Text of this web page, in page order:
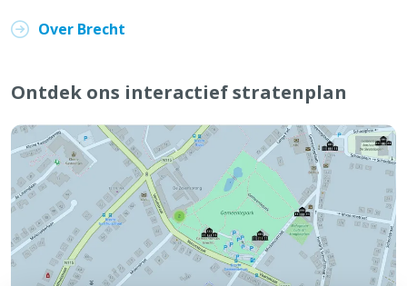
Over Brecht
Ontdek ons interactief stratenplan